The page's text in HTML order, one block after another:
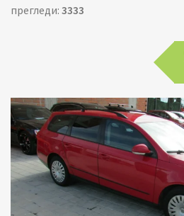
прегледи: 3333